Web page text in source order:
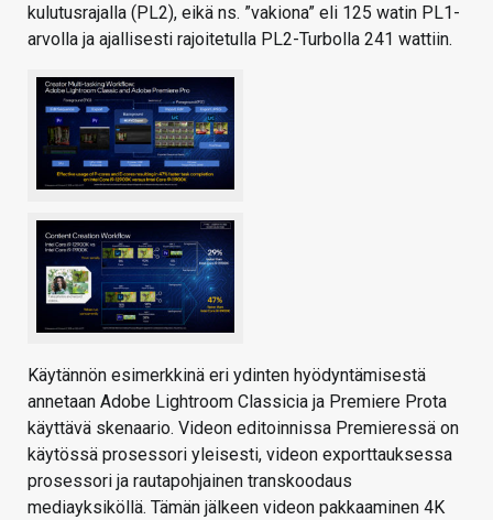
kulutusrajalla (PL2), eikä ns. ”vakiona” eli 125 watin PL1-
arvolla ja ajallisesti rajoitetulla PL2-Turbolla 241 wattiin.
Käytännön esimerkkinä eri ydinten hyödyntämisestä
annetaan Adobe Lightroom Classicia ja Premiere Prota
käyttävä skenaario. Videon editoinnissa Premieressä on
käytössä prosessori yleisesti, videon exporttauksessa
prosessori ja rautapohjainen transkoodaus
mediayksiköllä. Tämän jälkeen videon pakkaaminen 4K